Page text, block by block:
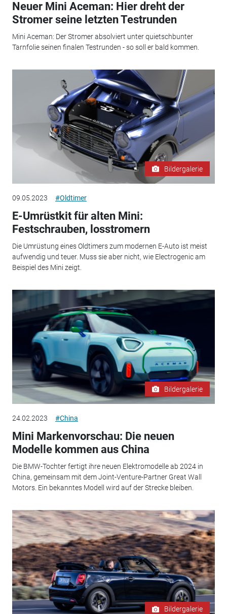
Neuer Mini Aceman: Hier dreht der
Stromer seine letzten Testrunden
Mini Aceman: Der Stromer absolviert unter quietschbunter
Tarnfolie seinen finalen Testrunden - so soll er bald kommen.
Bildergalerie
09.05.2023 #Oldtimer
E-Umrüstkit für alten Mini:
Festschrauben, losstromern
Die Umrüstung eines Oldtimers zum modernen E-Auto ist meist
aufwendig und teuer. Muss sie aber nicht, wie Electrogenic am
Beispiel des Mini zeigt.
Bildergalerie
24.02.2023 #China
Mini Markenvorschau: Die neuen
Modelle kommen aus China
Die BMW-Tochter fertigt ihre neuen Elektromodelle ab 2024 in
China, gemeinsam mit dem Joint-Venture-Partner Great Wall
Motors. Ein bekanntes Modell wird auf der Strecke bleiben.
Bildergalerie